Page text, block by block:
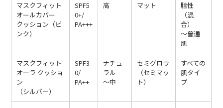
マスクフィット
オールカバー
クッション（ピ
ンク）
SPF5
0+/
PA+++
高 マット
脂性
（混
合）
〜普通
肌
マスクフィット
オーラ クッショ
ン
（シルバー）
SPF3
0/
PA++
ナチュ
ラル
〜中
セミグロウ
（セミマッ
ト）
すべての
肌タイ
プ